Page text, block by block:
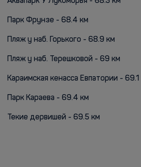
Парк Фрунзе - 68.4 км
Пляж у наб. Горького - 68.9 км
Пляж у наб. Терешковой - 69 км
Караимская кенасса Евпатории - 69.1
Парк Караева - 69.4 км
Текие дервишей - 69.5 км